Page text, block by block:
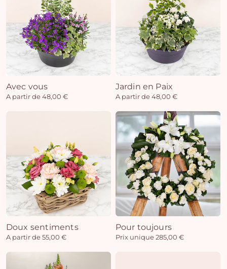
Avec vous
A partir de 48,00 €
Jardin en Paix
A partir de 48,00 €
Doux sentiments
A partir de 55,00 €
Pour toujours
Prix unique 285,00 €